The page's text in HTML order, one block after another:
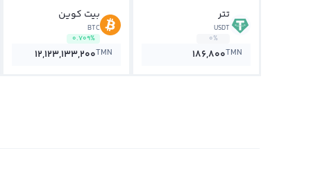
تتر
USDT
0%
186,800TMN
بیت کوین
BTC
0.709%
12,123,133,200TMN